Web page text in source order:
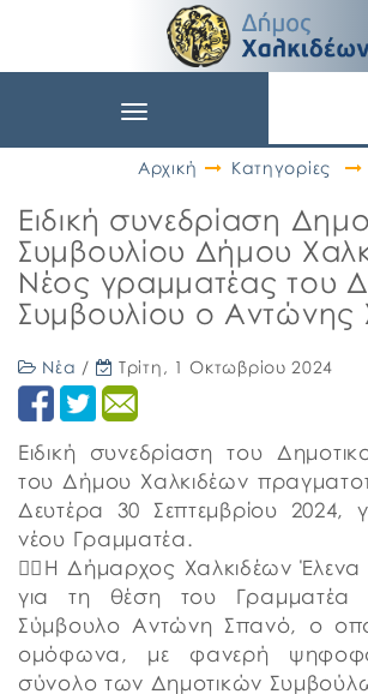
Toggle
Αρχική
Κατηγορίες
Ειδική συνεδρίαση
Συμβουλίου Δήμου
Νέος γραμματέας του
Συμβουλίου ο Αντώνης
Νέα / Τρίτη, 1 Οκτωβρίου 2024
Ειδική συνεδρίαση του
του Δήμου Χαλκιδέων
Δευτέρα 30 Σεπτεμβρίου 2024,
νέου Γραμματέα.
👉🏼Η Δήμαρχος Χαλκιδέων Έλενα
για τη θέση του Γραμματέα
Σύμβουλο Αντώνη Σπανό, ο
ομόφωνα, με φανερή
σύνολο των Δημοτικών